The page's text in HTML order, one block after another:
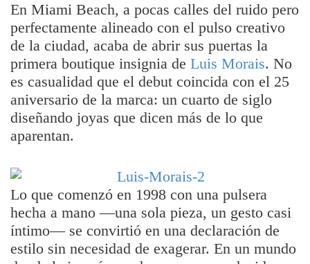
En Miami Beach, a pocas calles del ruido pero
perfectamente alineado con el pulso creativo
de la ciudad, acaba de abrir sus puertas la
primera boutique insignia de Luis Morais. No
es casualidad que el debut coincida con el 25
aniversario de la marca: un cuarto de siglo
diseñando joyas que dicen más de lo que
aparentan.
Lo que comenzó en 1998 con una pulsera
hecha a mano —una sola pieza, un gesto casi
íntimo— se convirtió en una declaración de
estilo sin necesidad de exagerar. En un mundo